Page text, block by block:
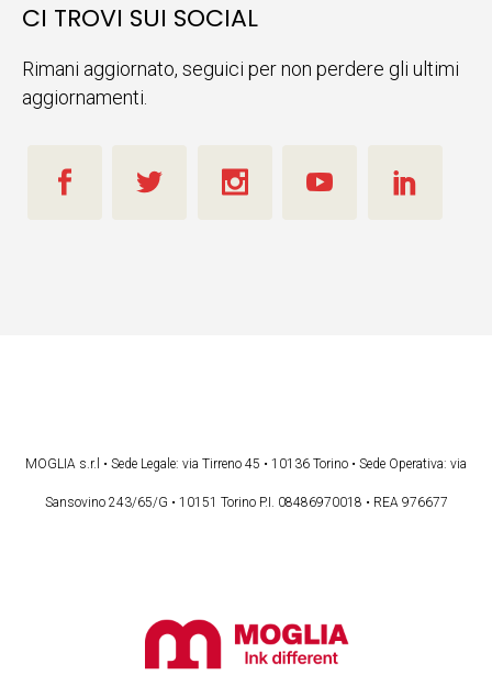
CI TROVI SUI SOCIAL
Rimani aggiornato, seguici per non perdere gli ultimi
aggiornamenti.
MOGLIA s.r.l • Sede Legale: via Tirreno 45 • 10136 Torino • Sede Operativa: via
Sansovino 243/65/G • 10151 Torino P.I. 08486970018 • REA 976677